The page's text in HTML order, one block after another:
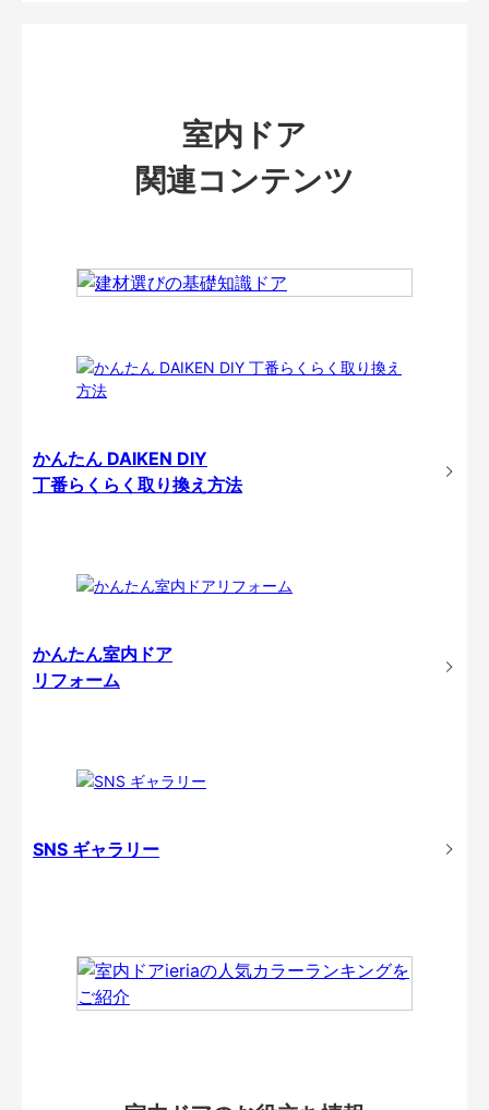
室内ドア
関連コンテンツ
かんたん DAIKEN DIY
丁番らくらく取り換え方法
かんたん室内ドア
リフォーム
SNS ギャラリー